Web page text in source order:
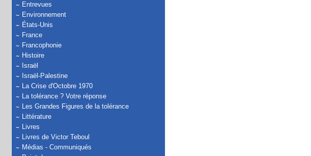
Entrevues
Environnement
États-Unis
France
Francophonie
Histoire
Israël
Israël-Palestine
La Crise d'Octobre 1970
La tolérance ? Votre réponse
Les Grandes Figures de la tolérance
Littérature
Livres
Livres de Victor Teboul
Médias - Communiqués